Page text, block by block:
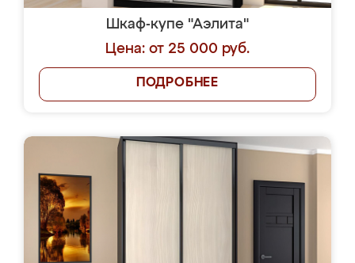
Шкаф-купе "Аэлита"
Цена: от 25 000 руб.
ПОДРОБНЕЕ